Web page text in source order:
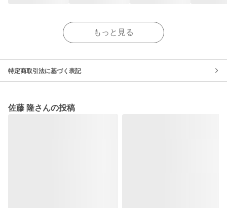
もっと見る
特定商取引法に基づく表記
佐藤 隆さんの投稿